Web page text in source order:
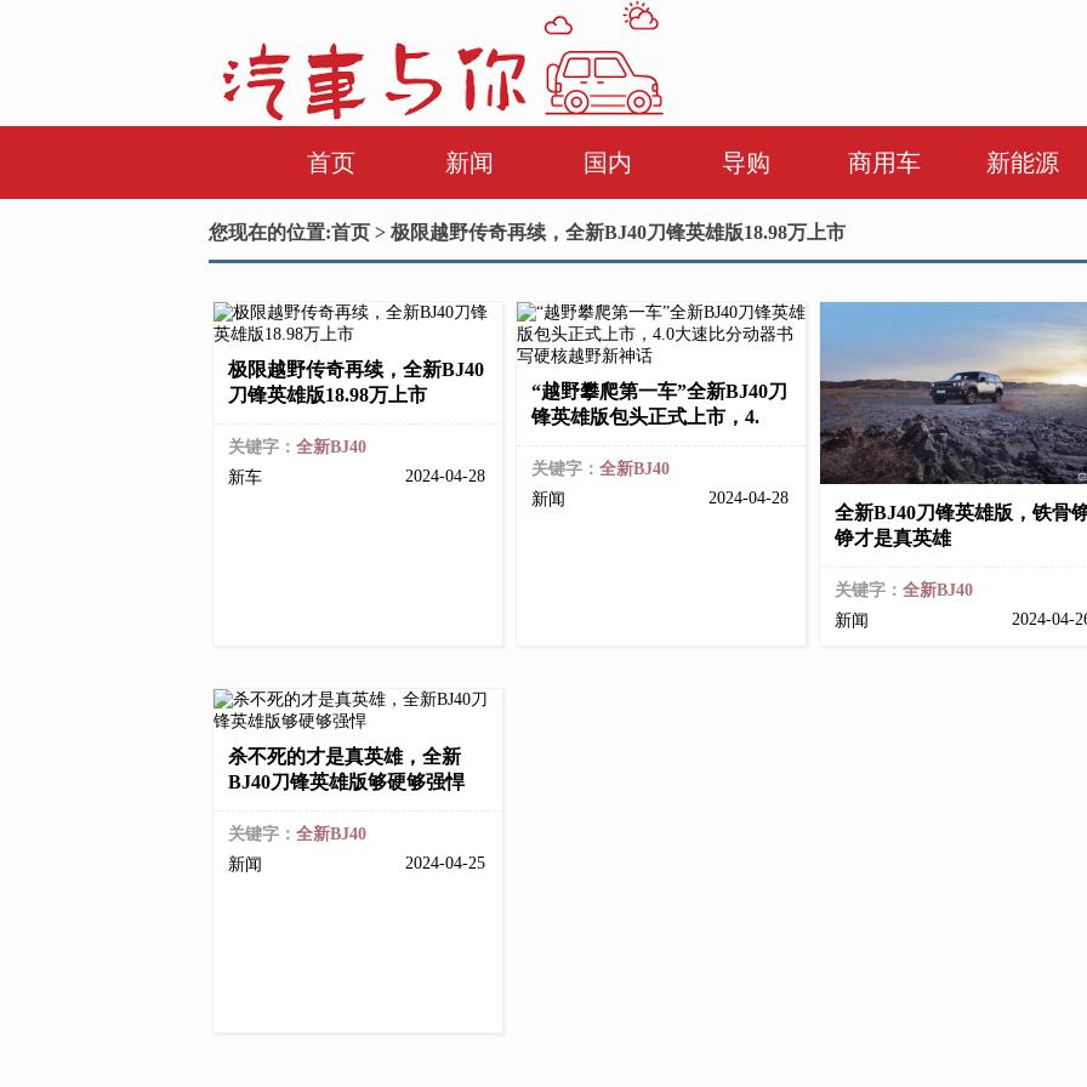
首页 新闻 国内 导购 商用车 新能源
您现在的位置:首页 > 极限越野传奇再续，全新BJ40刀锋英雄版18.98万上市
极限越野传奇再续，全新BJ40
刀锋英雄版18.98万上市
关键字： 全新BJ40
新车
2024-04-28
“越野攀爬第一车”全新BJ40刀
锋英雄版包头正式上市，4.
关键字： 全新BJ40
新闻
2024-04-28
全新BJ40刀锋英雄版，铁骨
铮才是真英雄
关键字： 全新BJ40
新闻
2024-04-
杀不死的才是真英雄，全新
BJ40刀锋英雄版够硬够强悍
关键字： 全新BJ40
新闻
2024-04-25